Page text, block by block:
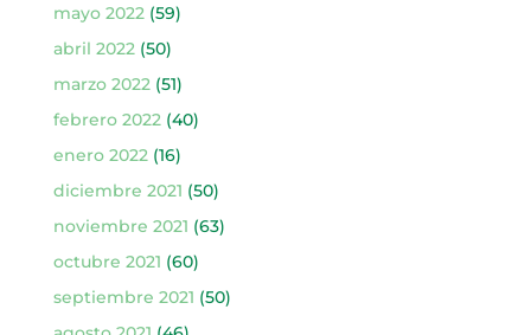
mayo 2022 (59)
abril 2022 (50)
marzo 2022 (51)
febrero 2022 (40)
enero 2022 (16)
diciembre 2021 (50)
noviembre 2021 (63)
octubre 2021 (60)
septiembre 2021 (50)